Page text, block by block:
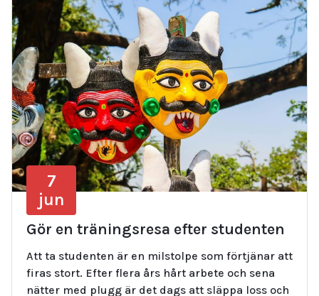
7
jun
Gör en träningsresa efter studenten
Att ta studenten är en milstolpe som förtjänar att
firas stort. Efter flera års hårt arbete och sena
nätter med plugg är det dags att släppa loss och